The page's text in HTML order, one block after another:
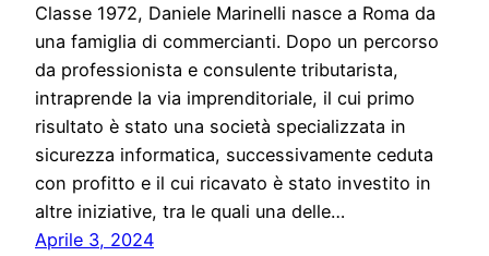
Classe 1972, Daniele Marinelli nasce a Roma da
una famiglia di commercianti. Dopo un percorso
da professionista e consulente tributarista,
intraprende la via imprenditoriale, il cui primo
risultato è stato una società specializzata in
sicurezza informatica, successivamente ceduta
con profitto e il cui ricavato è stato investito in
altre iniziative, tra le quali una delle…
Aprile 3, 2024